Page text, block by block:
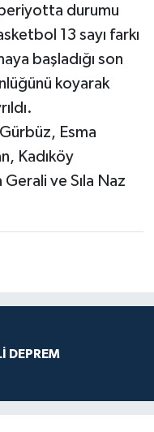
periyotta durumu
13 sayı farkı
başladığı son
koyarak
Esma
Kadıköy
ve Sıla Naz
DEPREM